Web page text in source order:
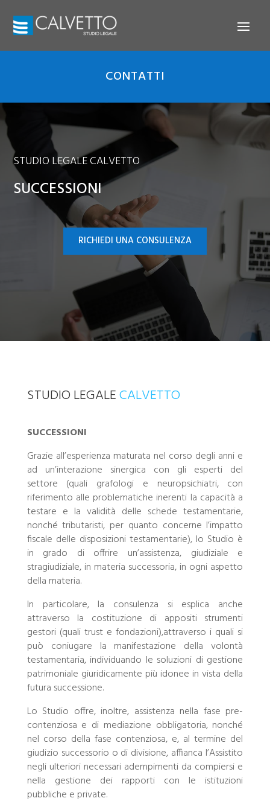
CONTATTI
STUDIO LEGALE CALVETTO
SUCCESSIONI
RICHIEDI UNA CONSULENZA
STUDIO LEGALECALVETTO
SUCCESSIONI
Grazie all’esperienza maturata nel corso degli anni e
ad un’interazione sinergica con gli esperti del
settore (quali grafologi e neuropsichiatri, con
riferimento alle problematiche inerenti la capacità a
testare e la validità delle schede testamentarie,
nonché tributaristi, per quanto concerne l’impatto
fiscale delle disposizioni testamentarie), lo Studio è
in grado di offrire un’assistenza, giudiziale e
stragiudiziale, in materia successoria, in ogni aspetto
della materia.
In particolare, la consulenza si esplica anche
attraverso la costituzione di appositi strumenti
gestori (quali trust e fondazioni),attraverso i quali si
può coniugare la manifestazione della volontà
testamentaria, individuando le soluzioni di gestione
patrimoniale giuridicamente più idonee in vista della
futura successione.
Lo Studio offre, inoltre, assistenza nella fase pre-
contenziosa e di mediazione obbligatoria, nonché
nel corso della fase contenziosa, e, al termine del
giudizio successorio o di divisione, affianca l’Assistito
negli ulteriori necessari adempimenti da compiersi e
nella gestione dei rapporti con le istituzioni
pubbliche e private.